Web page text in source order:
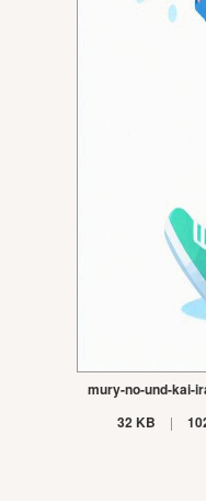
mury-no-und-kai-
32 KB |